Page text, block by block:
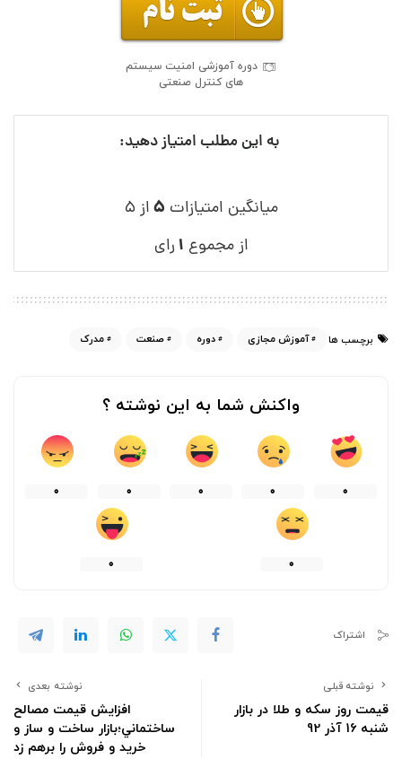
دوره آموزشی امنیت سیستم
های کنترل صنعتی
به این مطلب امتیاز دهید:
میانگین امتیازات ۵از ۵
از مجموع ۱ رای
برچسب ها آموزش مجازی دوره صنعت مدرک
واکنش شما به این نوشته ؟
0
0
0
0
0
0
0
اشتراک
نوشته قبلی
قیمت روز سکه و طلا در بازار
شنبه 16 آذر 92
نوشته بعدی
افزايش قيمت مصالح
ساختماني؛بازار ساخت و ساز و
خريد و فروش را برهم زد